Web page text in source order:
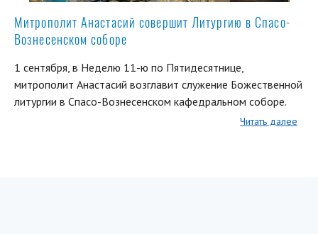
Митрополит Анастасий совершит Литургию в Спасо-
Вознесенском соборе
1 сентября, в Неделю 11-ю по Пятидесятнице,
митрополит Анастасий возглавит служение Божественной
литургии в Спасо-Вознесенском кафедральном соборе.
Читать далее